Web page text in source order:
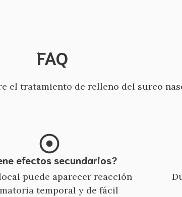
FAQ
el tratamiento de relleno del surco
efectos secundarios?
puede aparecer reacción
temporal y de fácil